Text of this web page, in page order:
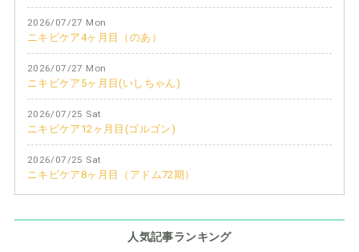
2026/07/27 Mon
ニキビケア4ヶ月目（のあ）
2026/07/27 Mon
ニキビケア5ヶ月目(いしちゃん)
2026/07/25 Sat
ニキビケア12ヶ月目(ゴルゴン)
2026/07/25 Sat
ニキビケア8ヶ月目（アドム72期）
人気記事ランキング